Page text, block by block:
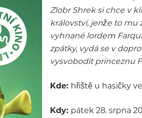
Zlobr Shrek si chce v
království, jenže to
vyhnané lordem
zpátky, vydá se v
vysvobodit princeznu
Kde: hřiště u hasičky
Kdy: pátek 28. srpna